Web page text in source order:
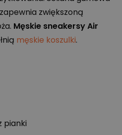
zwiększoną
Męskie sneakersy Air
męskie koszulki.
pianki